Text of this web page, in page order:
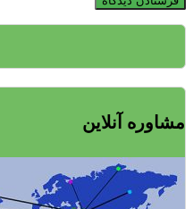
مشاوره آنلاین